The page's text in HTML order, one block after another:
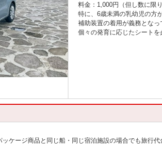
料金：1,000円（但し数に限
特に、6歳未満の乳幼児の方
補助装置の着用が義務となっ
個々の発育に応じたシートを
ケージ商品と同じ船・同じ宿泊施設の場合でも旅行代